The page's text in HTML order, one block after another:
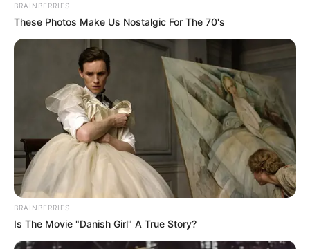
В полицию обратилась жительница села, которая
возле ее дома. Водитель скрылся.
Вскоре силовики заметили похожий по описанию
Volkswagen, который ехал по направлению к поселку
Чкаловское. Полицейские остановили машину; 40-
летний водитель оказался пьян.
Составлены протоколы по ряду статьей КУоАП за
вождение в нетрезвом состоянии, нарушении правил
движения и совершение ДТП.
В тот же день в поселке Каменная Яруга полицейские
остановили мотоциклиста за нарушение ПДД. Он тоже
был пьян. Результат освидетельствования – 3,17
промилле.